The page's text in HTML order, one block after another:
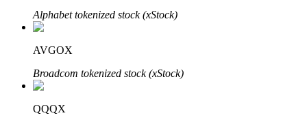
Bitrue
Alphabet tokenized stock (xStock)
AVGOX
Broadcom tokenized stock (xStock)
QQQX